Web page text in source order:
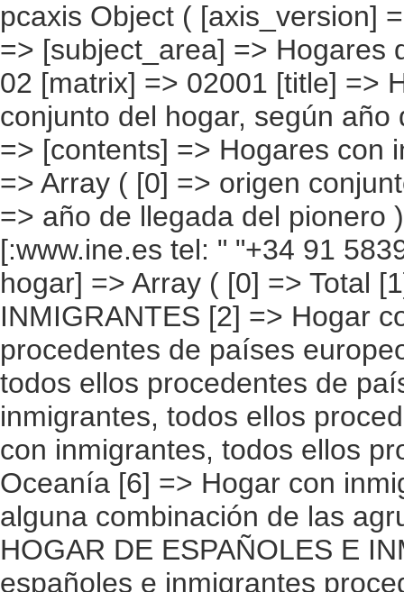
pcaxis Object ( [axis_version] => [creation_date] => 20080709 [note] => [subject_area] => Hogares de los inmigrantes [subject_code] => 02 [matrix] => 02001 [title] => Hogares con inmigrantes por origen conjunto del hogar, según año de llegada del pionero [description] => [contents] => Hogares con inmigrantes [units] => hogares [stub] => Array ( [0] => origen conjunto del hogar ) [heading] => Array ( [0] => año de llegada del pionero ) [prestext] => [values] => Array ( [:www.ine.es tel: " "+34 91 5839100 "; VALUES("origen conjunto del hogar] => Array ( [0] => Total [1] => HOGAR SÓLO CON INMIGRANTES [2] => Hogar con inmigrantes, todos ellos procedentes de países europeos [3] => Hogar con inmigrantes, todos ellos procedentes de países africanos [4] => Hogar con inmigrantes, todos ellos procedentes de americanos [5] => Hogar con inmigrantes, todos ellos procedentes de países asiáticos o de Oceanía [6] => Hogar con inmigrantes, todos ellos procedentes de alguna combinación de las agrupaciones de países anteriores [7] => HOGAR DE ESPAÑOLES E INMIGRANTES [8] => Hogar de españoles e inmigrantes procedentes de países europeos [9] => Hogar de españoles e inmigrantes procedentes de países africanos [10] => Hogar de españoles e inmigrantes procedentes de países americanos [11] => Hogar de españoles e inmigrantes procedentes de países asiáticos o de Oceanía [12] => Hogar de españoles e inmigrantes procedentes de alguna combinación de las agrupaciones de países anteriores ) [año de llegada del pionero] => Array ( [0] => Total [1] => 2005 y posteriores [2] => 2.002 a 2.004 [3] => 1.996 a 2.001 [4] => 1.991 a 1.995 [5] => 1.990 y anteriores [6] => No sabe ) ) [codes] => Array ( )